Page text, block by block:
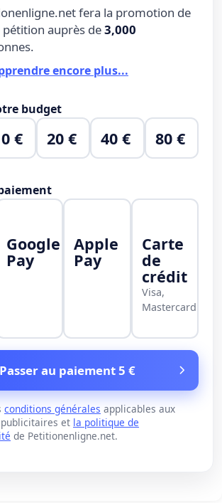
fera la promotion de
pétition auprès de3,000
encore plus...
budget
€ 20 € 40 € 80 €
Google
Pay
Apple
Pay
Carte
de
crédit
Visa,
Mastercard
au paiement 5 €
conditions générales applicables aux
et la politique de
de Petitionenligne.net.